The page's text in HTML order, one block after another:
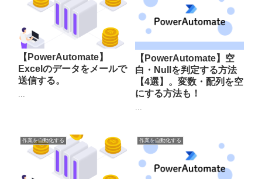
【PowerAutomate】
Excelのデータをメールで
送信する。
...
【PowerAutomate】空
白・Nullを判定する方法
【4選】。変数・配列を空
にする方法も！
作業を自動化する 作業を自動化する